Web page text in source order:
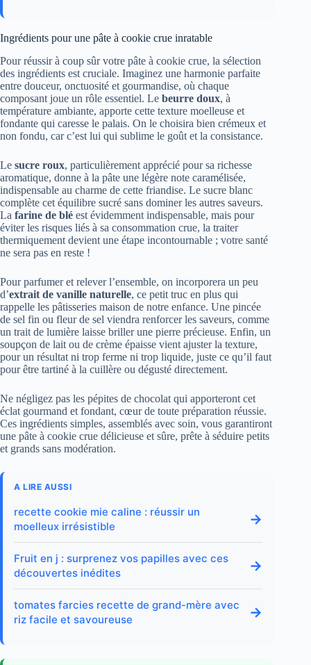
Ingrédients pour une pâte à cookie crue inratable
Pour réussir à coup sûr votre pâte à cookie crue, la sélection
des ingrédients est cruciale. Imaginez une harmonie parfaite
entre douceur, onctuosité et gourmandise, où chaque
composant joue un rôle essentiel. Le beurre doux, à
température ambiante, apporte cette texture moelleuse et
fondante qui caresse le palais. On le choisira bien crémeux et
non fondu, car c’est lui qui sublime le goût et la consistance.
Le sucre roux, particulièrement apprécié pour sa richesse
aromatique, donne à la pâte une légère note caramélisée,
indispensable au charme de cette friandise. Le sucre blanc
complète cet équilibre sucré sans dominer les autres saveurs.
La farine de blé est évidemment indispensable, mais pour
éviter les risques liés à sa consommation crue, la traiter
thermiquement devient une étape incontournable ; votre santé
ne sera pas en reste !
Pour parfumer et relever l’ensemble, on incorporera un peu
d’extrait de vanille naturelle, ce petit truc en plus qui
rappelle les pâtisseries maison de notre enfance. Une pincée
de sel fin ou fleur de sel viendra renforcer les saveurs, comme
un trait de lumière laisse briller une pierre précieuse. Enfin, un
soupçon de lait ou de crème épaisse vient ajuster la texture,
pour un résultat ni trop ferme ni trop liquide, juste ce qu’il faut
pour être tartiné à la cuillère ou dégusté directement.
Ne négligez pas les pépites de chocolat qui apporteront cet
éclat gourmand et fondant, cœur de toute préparation réussie.
Ces ingrédients simples, assemblés avec soin, vous garantiront
une pâte à cookie crue délicieuse et sûre, prête à séduire petits
et grands sans modération.
A LIRE AUSSI
recette cookie mie caline : réussir un
moelleux irrésistible
→
Fruit en j : surprenez vos papilles avec ces
découvertes inédites
→
tomates farcies recette de grand-mère avec
riz facile et savoureuse
→